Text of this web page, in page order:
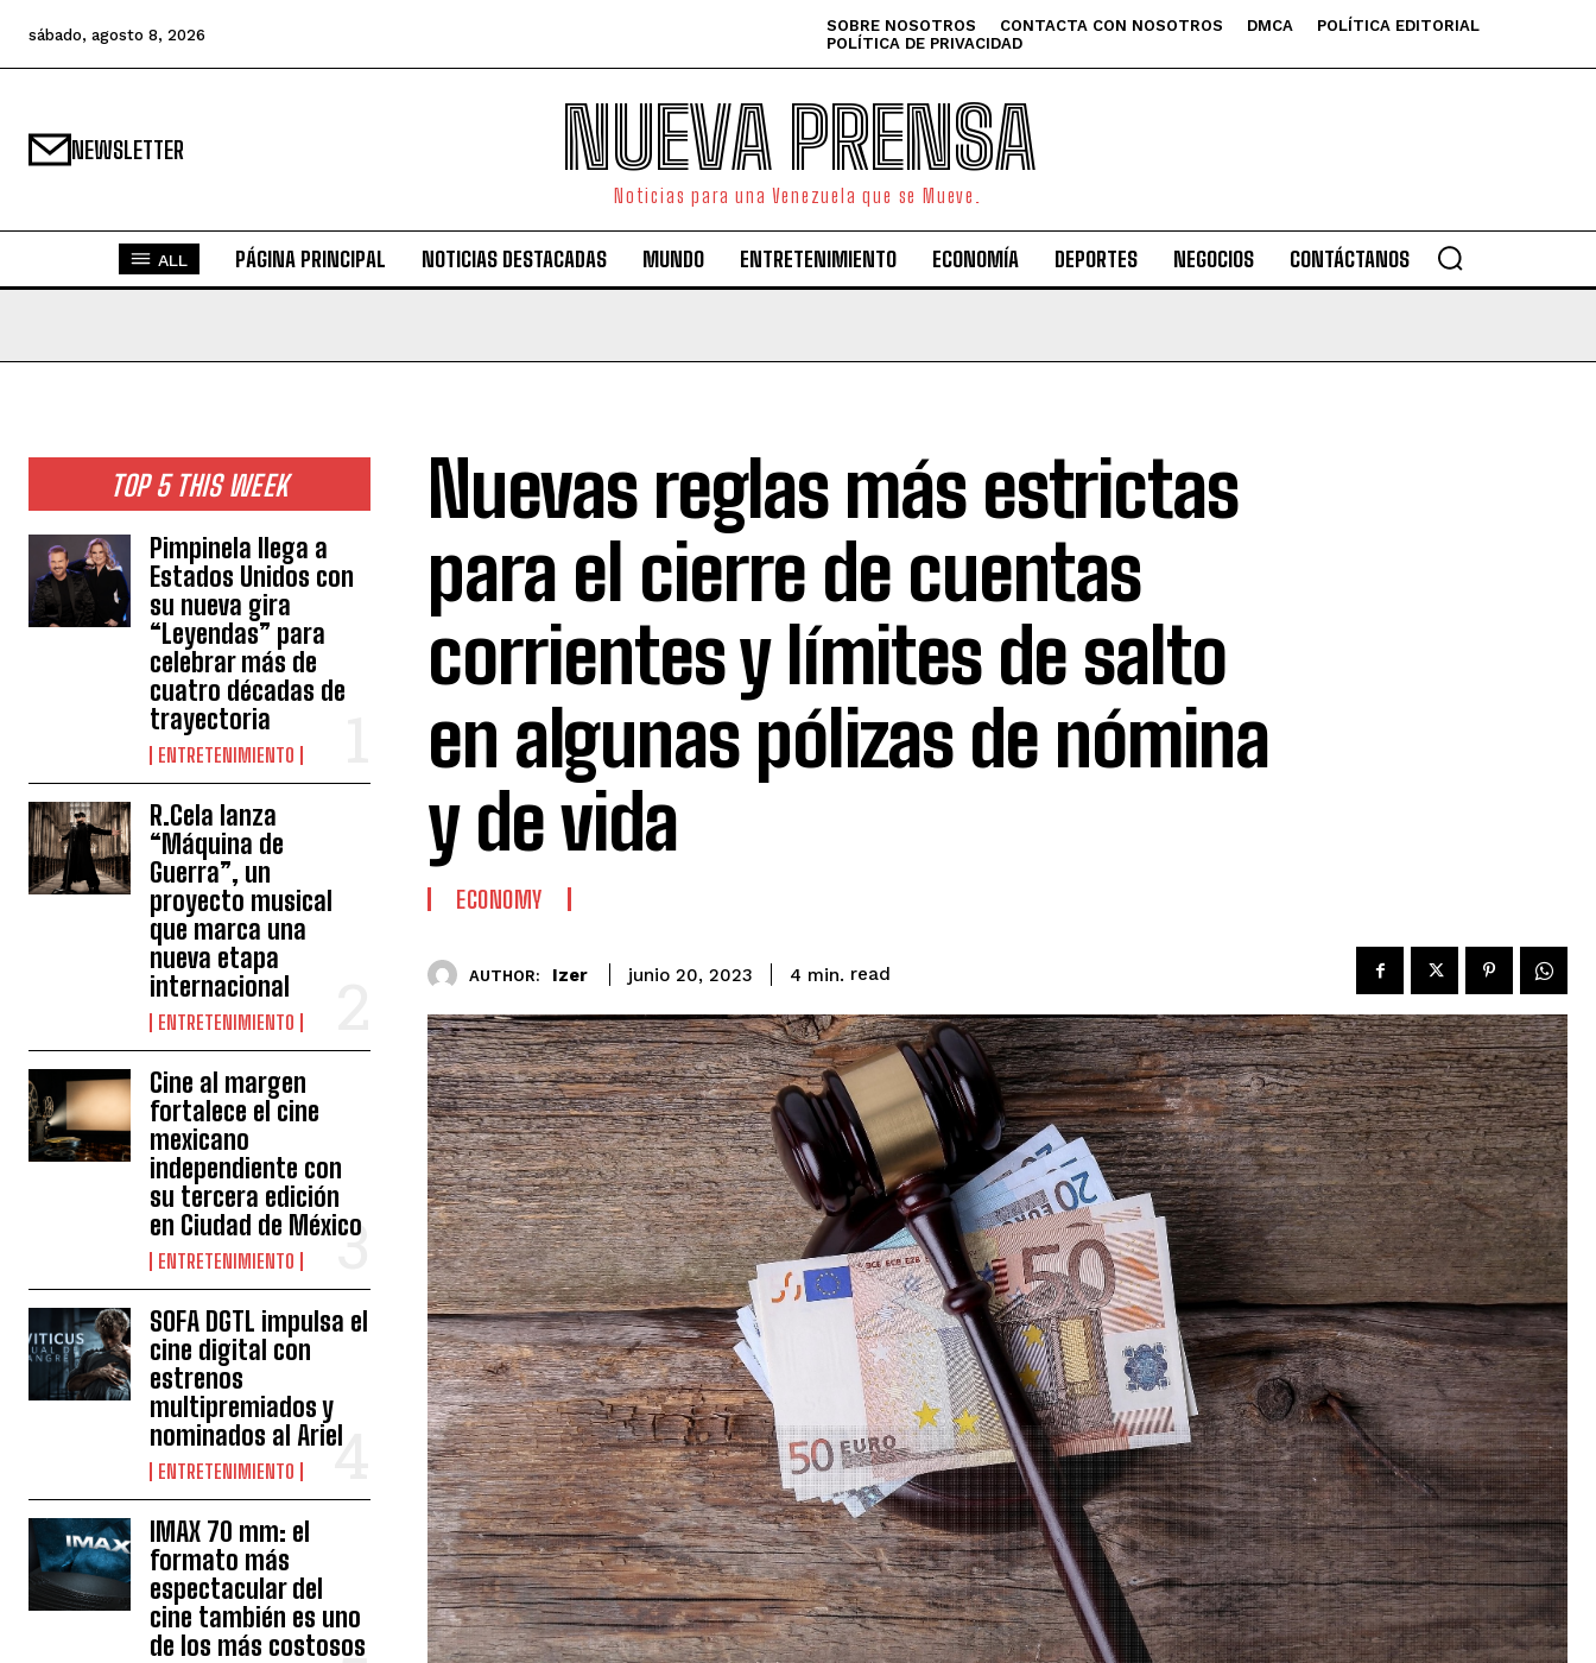
sábado, agosto 8, 2026 SOBRE NOSOTROS CONTACTA CON NOSOTROS DMCA
POLÍTICA EDITORIAL
POLÍTICA DE PRIVACIDAD
NEWSLETTER NUEVA PRENSA
Noticias para una Venezuela que se Mueve.
ALL PÁGINA PRINCIPAL NOTICIAS DESTACADAS MUNDO ENTRETENIMIENTO ECONOMÍA DEPORTES NEGOCIOS CONTÁCTANOS
TOP 5 THIS WEEK
Pimpinela llega a
Estados Unidos con
su nueva gira
“Leyendas” para
celebrar más de
cuatro décadas de
trayectoria
ENTRETENIMIENTO
R.Cela lanza
“Máquina de
Guerra”, un
proyecto musical
que marca una
nueva etapa
internacional
ENTRETENIMIENTO
Cine al margen
fortalece el cine
mexicano
independiente con
su tercera edición
en Ciudad de México
ENTRETENIMIENTO
SOFA DGTL impulsa el
cine digital con
estrenos
multipremiados y
nominados al Ariel
ENTRETENIMIENTO
IMAX 70 mm: el
formato más
espectacular del
cine también es uno
de los más costosos
Nuevas reglas más estrictas
para el cierre de cuentas
corrientes y límites de salto
en algunas pólizas de nómina
y de vida
ECONOMY
AUTHOR: Izer junio 20, 2023 4 min. read